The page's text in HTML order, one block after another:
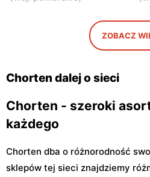
Warszawa, ul. Gwiaździsta
Warszawa, ul. Władysława
Tatarkiewicza 10a
ZOBACZ
Chorten dalej o sieci
Chorten - szeroki
każdego
Chorten dba o różnorodność
sklepów tej sieci znajdziemy